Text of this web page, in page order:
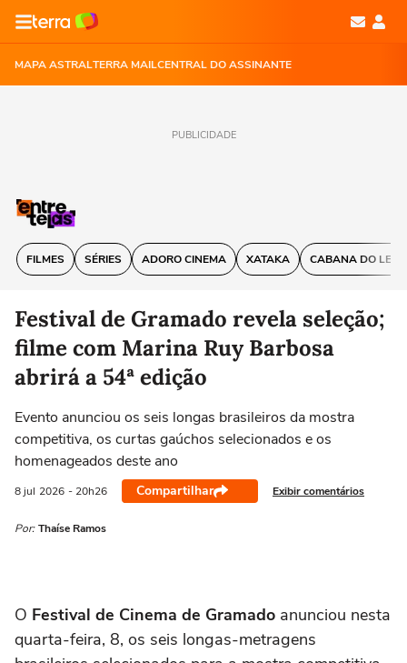
MAPA ASTRALTERRA MAILCENTRAL DO ASSINANTE
PUBLICIDADE
FILMES SÉRIES ADORO CINEMA XATAKA CABANA DO
Festival de Gramado revela seleção;
filme com Marina Ruy Barbosa
abrirá a 54ª edição
Evento anunciou os seis longas brasileiros da mostra
competitiva, os curtas gaúchos selecionados e os
homenageados deste ano
8 jul 2026 - 20h26 Compartilhar Exibir comentários
Por: Thaíse Ramos
O Festival de Cinema de Gramado anunciou nesta
quarta-feira, 8, os seis longas-metragens